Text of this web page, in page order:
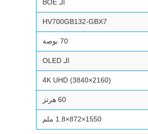
الـ BOE
HV700GB132-GBX7
70 بوصة
الـ OLED
4K UHD (3840×2160)
60 هرتز
1550×872×1.8 ملم